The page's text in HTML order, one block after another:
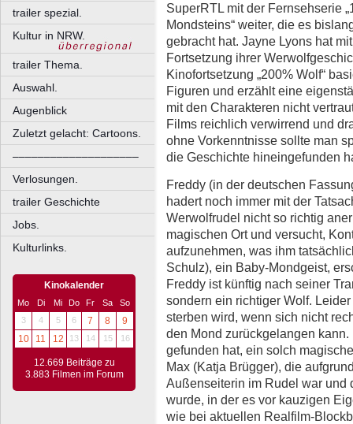
trailer spezial.
Kultur in NRW.
trailer Thema.
Auswahl.
Augenblick
Zuletzt gelacht: Cartoons.
––––––––––––––––––––
Verlosungen.
trailer Geschichte
Jobs.
Kulturlinks.
Kinokalender
Mo Di Mi Do Fr Sa
So
3
4 5 6 7 8
9
10
11 12 13 14 15 16
12.669 Beiträge zu
3.883 Filmen im Forum
SuperRTL mit der Fernsehserie
Mondsteins“ weiter, die es
gebracht hat. Jayne Lyons hat
Fortsetzung ihrer
Kinofortsetzung „200% Wolf“
Figuren und erzählt eine
mit den Charakteren nicht
Films reichlich verwirrend und
ohne Vorkenntnisse sollte man
die Geschichte hineingefunden
Freddy (in der deutschen
hadert noch immer mit der
Werwolfrudel nicht so richtig
magischen Ort und versucht,
aufzunehmen, was ihm
Schulz), ein Baby-Mondgeist,
Freddy ist künftig nach seiner
sondern ein richtiger Wolf.
sterben wird, wenn sich nicht
den Mond zurückgelangen
gefunden hat, ein solch
Max (Katja Brügger), die
Außenseiterin im Rudel war und
wurde, in der es vor kauzigen
wie bei aktuellen Realfilm-